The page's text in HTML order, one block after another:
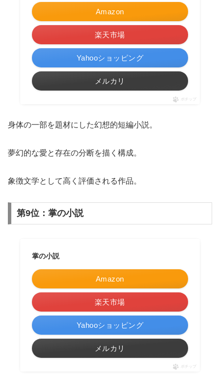
Amazon
楽天市場
Yahooショッピング
メルカリ
ポチップ
身体の一部を題材にした幻想的短編小説。
夢幻的な愛と存在の分断を描く構成。
象徴文学として高く評価される作品。
第9位：掌の小説
掌の小説
Amazon
楽天市場
Yahooショッピング
メルカリ
ポチップ